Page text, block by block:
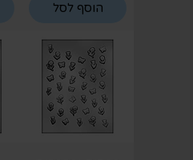
הוסף לסל